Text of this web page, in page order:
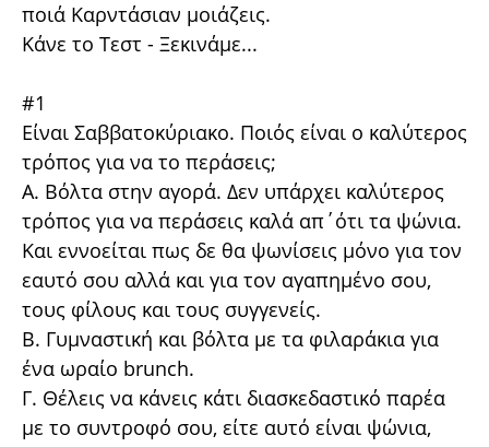
ποιά Καρντάσιαν μοιάζεις.
Κάνε το Τεστ - Ξεκινάμε...
#1
Είναι Σαββατοκύριακο. Ποιός είναι ο καλύτερος
τρόπος για να το περάσεις;
Α. Βόλτα στην αγορά. Δεν υπάρχει καλύτερος
τρόπος για να περάσεις καλά απ΄ότι τα ψώνια.
Και εννοείται πως δε θα ψωνίσεις μόνο για τον
εαυτό σου αλλά και για τον αγαπημένο σου,
τους φίλους και τους συγγενείς.
Β. Γυμναστική και βόλτα με τα φιλαράκια για
ένα ωραίο brunch.
Γ. Θέλεις να κάνεις κάτι διασκεδαστικό παρέα
με το συντροφό σου, είτε αυτό είναι ψώνια,